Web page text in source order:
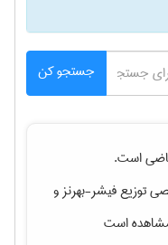
جستجو کن
است.
توزیع فیشر-بهرنزو
مشاهده است